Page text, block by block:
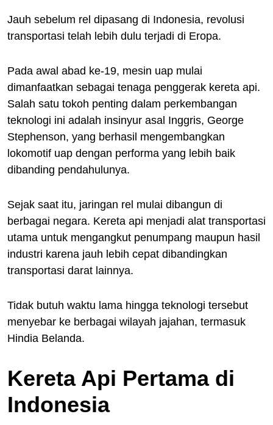
Jauh sebelum rel dipasang di Indonesia, revolusi
transportasi telah lebih dulu terjadi di Eropa.
Pada awal abad ke-19, mesin uap mulai
dimanfaatkan sebagai tenaga penggerak kereta api.
Salah satu tokoh penting dalam perkembangan
teknologi ini adalah insinyur asal Inggris, George
Stephenson, yang berhasil mengembangkan
lokomotif uap dengan performa yang lebih baik
dibanding pendahulunya.
Sejak saat itu, jaringan rel mulai dibangun di
berbagai negara. Kereta api menjadi alat transportasi
utama untuk mengangkut penumpang maupun hasil
industri karena jauh lebih cepat dibandingkan
transportasi darat lainnya.
Tidak butuh waktu lama hingga teknologi tersebut
menyebar ke berbagai wilayah jajahan, termasuk
Hindia Belanda.
Kereta Api Pertama di
Indonesia